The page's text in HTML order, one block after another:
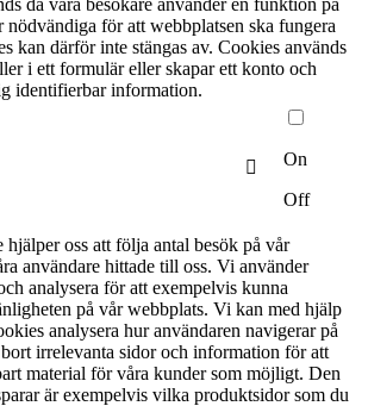
då våra besökare använder en funktion på
nödvändiga för att webbplatsen ska fungera
kan därför inte stängas av. Cookies används
i ett formulär eller skapar ett konto och
identifierbar information.
On
Off
oss att följa antal besök på vår
användare hittade till oss. Vi använder
analysera för att exempelvis kunna
på vår webbplats. Vi kan med hjälp
analysera hur användaren navigerar på
irrelevanta sidor och information för att
material för våra kunder som möjligt. Den
är exempelvis vilka produktsidor som du